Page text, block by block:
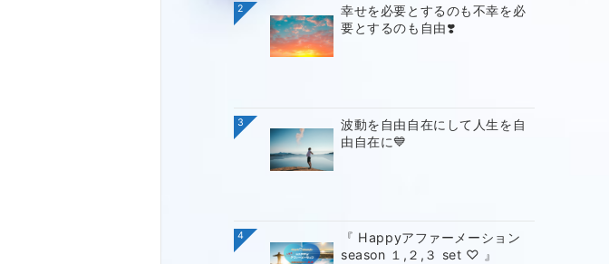
2
幸せを必要とするのも不幸を必
要とするのも自由❣️
3
波動を自由自在にして人生を自
由自在に💙
4
『 Happyアファーメーション
season １,２,３ set ♡ 』